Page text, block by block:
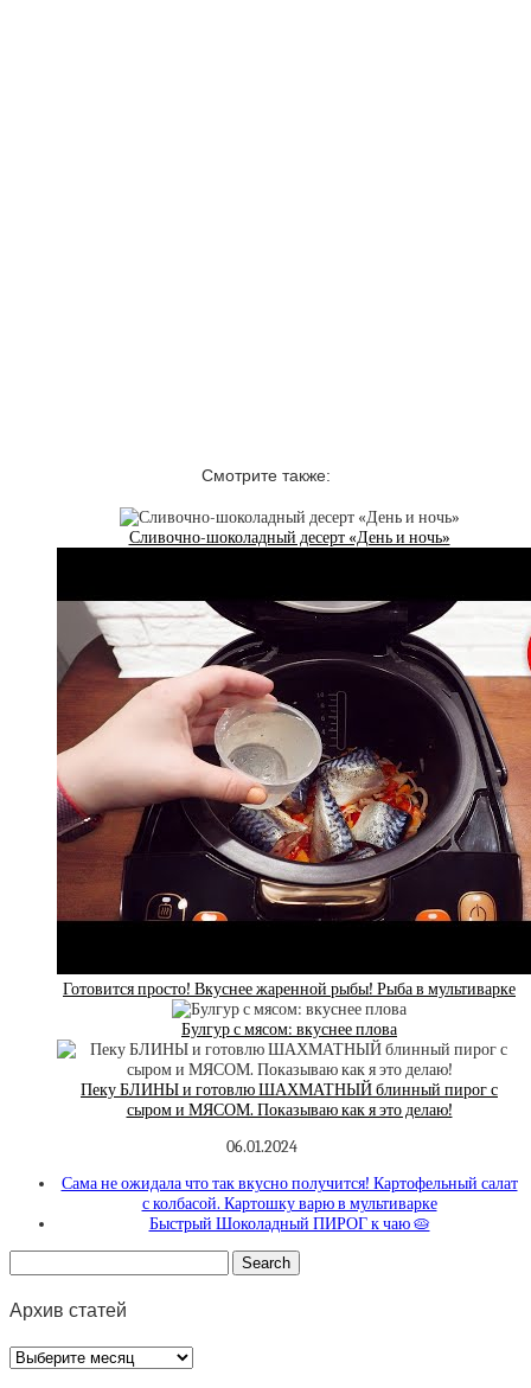
Смотрите также:
Сливочно-шоколадный десерт «День и ночь»
Готовится просто! Вкуснее жаренной рыбы! Рыба в мультиварке
Булгур с мясом: вкуснее плова
Пеку БЛИНЫ и готовлю ШАХМАТНЫЙ блинный пирог с
сыром и МЯСОМ. Показываю как я это делаю!
06.01.2024
Сама не ожидала что так вкусно получится! Картофельный салат
с колбасой. Картошку варю в мультиварке
Быстрый Шоколадный ПИРОГ к чаю 🥧
Архив статей
Архив
статей